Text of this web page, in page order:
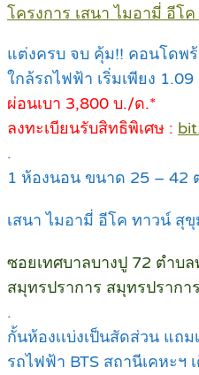
โครงการ เสนา ไมอามี่ อีโ
แต่งครบ จบ คุ้ม!! คอนโดพ
ใกล้รถไฟฟ้า เริ่มเพียง 1.09
ผ่อนเบา 3,800 บ./ด.*
ลงทะเบียนรับสิทธิพิเศษ :
.
1 ห้องนอน ขนาด 25 – 42
เสนา ไมอามี่ อีโค ทาวน์ สุ
ซอยเทศบาลบางปู 72 ตำบล
สมุทรปราการ สมุทรปรากา
.
กั้นห้องเเบ่งเป็นสัดส่วน แถ
รถไฟฟ้า BTS สถานีเคหะฯ